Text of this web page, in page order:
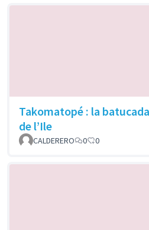
Takomatopé : la
de l’Ile
CALDERERO 0 0